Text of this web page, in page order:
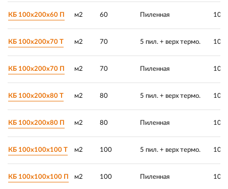
КБ 100х200х60 П м2 60 Пиленная 100
КБ 100х200х70 Т м2 70 5 пил. + верх термо. 100
КБ 100х200х70 П м2 70 Пиленная 100
КБ 100х200х80 Т м2 80 5 пил. + верх термо. 100
КБ 100х200х80 П м2 80 Пиленная 100
КБ 100х100х100 Т м2 100 5 пил. + верх термо. 100
КБ 100х100х100 П м2 100 Пиленная 100